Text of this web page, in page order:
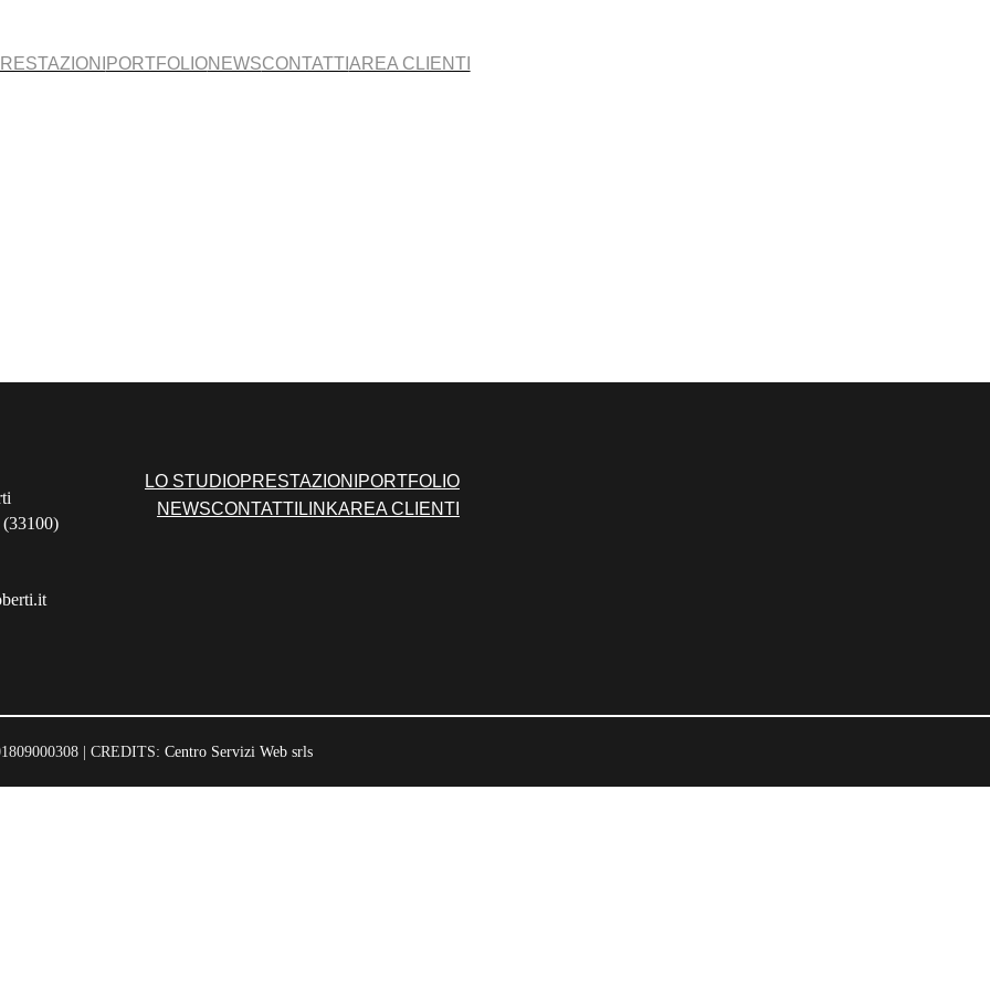
PORTFOLIONEWSCONTATTI AREA CLIENTI
LO STUDIOPRESTAZIONI PORTFOLIO
NEWSCONTATTI LINKAREA CLIENTI
| CREDITS: Centro Servizi Web srls